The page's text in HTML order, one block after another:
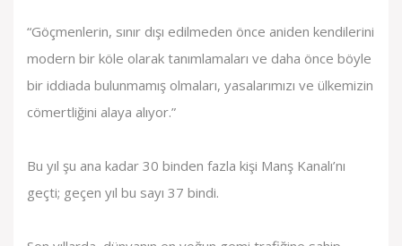
“Göçmenlerin, sınır dışı edilmeden önce aniden kendilerini
modern bir köle olarak tanımlamaları ve daha önce böyle
bir iddiada bulunmamış olmaları, yasalarımızı ve ülkemizin
cömertliğini alaya alıyor.”
Bu yıl şu ana kadar 30 binden fazla kişi Manş Kanalı’nı
geçti; geçen yıl bu sayı 37 bindi.